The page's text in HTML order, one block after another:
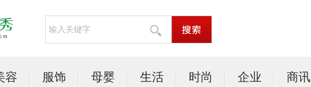
容 服饰 母婴 生活 时尚 企业 商讯